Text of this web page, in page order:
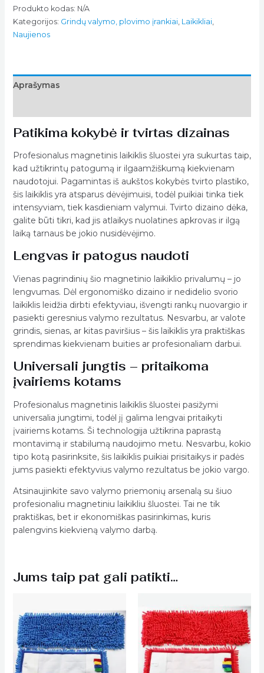
Produkto kodas: N/A
Kategorijos: Grindų valymo, plovimo įrankiai, Laikikliai,
Naujienos
Aprašymas
Patikima kokybė ir tvirtas dizainas
Profesionalus magnetinis laikiklis šluostei yra sukurtas taip,
kad užtikrintų patogumą ir ilgaamžiškumą kiekvienam
naudotojui. Pagamintas iš aukštos kokybės tvirto plastiko,
šis laikiklis yra atsparus dėvėjimuisi, todėl puikiai tinka tiek
intensyviam, tiek kasdieniam valymui. Tvirto dizaino dėka,
galite būti tikri, kad jis atlaikys nuolatines apkrovas ir ilgą
laiką tarnaus be jokio nusidėvėjimo.
Lengvas ir patogus naudoti
Vienas pagrindinių šio magnetinio laikiklio privalumų – jo
lengvumas. Dėl ergonomiško dizaino ir nedidelio svorio
laikiklis leidžia dirbti efektyviau, išvengti rankų nuovargio ir
pasiekti geresnius valymo rezultatus. Nesvarbu, ar valote
grindis, sienas, ar kitas paviršius – šis laikiklis yra praktiškas
sprendimas kiekvienam buities ar profesionaliam darbui.
Universali jungtis – pritaikoma
įvairiems kotams
Profesionalus magnetinis laikiklis šluostei pasižymi
universalia jungtimi, todėl jį galima lengvai pritaikyti
įvairiems kotams. Ši technologija užtikrina paprastą
montavimą ir stabilumą naudojimo metu. Nesvarbu, kokio
tipo kotą pasirinksite, šis laikiklis puikiai prisitaikys ir padės
jums pasiekti efektyvius valymo rezultatus be jokio vargo.
Atsinaujinkite savo valymo priemonių arsenalą su šiuo
profesionaliu magnetiniu laikikliu šluostei. Tai ne tik
praktiškas, bet ir ekonomiškas pasirinkimas, kuris
palengvins kiekvieną valymo darbą.
Jums taip pat gali patikti…
€3.40
through
€3.90
€3.40
through
€3.90